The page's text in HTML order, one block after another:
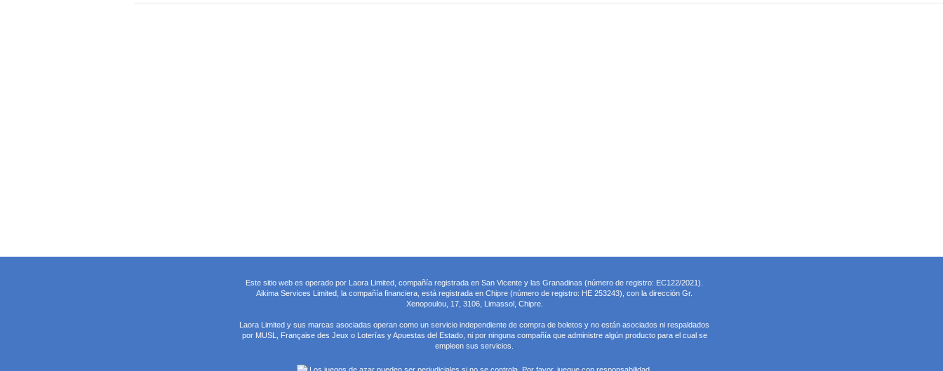
Este sitio web es operado por Laora Limited, compañía registrada en San Vicente y las Granadinas (número de registro: EC122/2021).
Aikima Services Limited, la compañía financiera, está registrada en Chipre (número de registro: HE 253243), con la dirección Gr.
Xenopoulou, 17, 3106, Limassol, Chipre.
Laora Limited y sus marcas asociadas operan como un servicio independiente de compra de boletos y no están asociados ni respaldados
por MUSL, Française des Jeux o Loterías y Apuestas del Estado, ni por ninguna compañía que administre algún producto para el cual se
empleen sus servicios.